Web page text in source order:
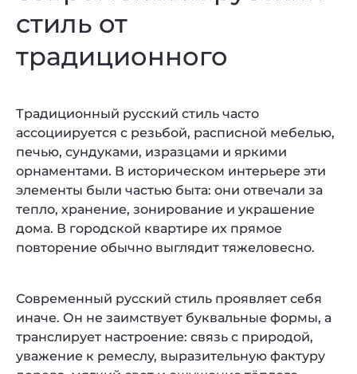
стиль от
традиционного
Традиционный русский стиль часто
ассоциируется с резьбой, расписной мебелью,
печью, сундуками, изразцами и яркими
орнаментами. В историческом интерьере эти
элементы были частью быта: они отвечали за
тепло, хранение, зонирование и украшение
дома. В городской квартире их прямое
повторение обычно выглядит тяжеловесно.
Современный русский стиль проявляет себя
иначе. Он не заимствует буквальные формы, а
транслирует настроение: связь с природой,
уважение к ремеслу, выразительную фактуру